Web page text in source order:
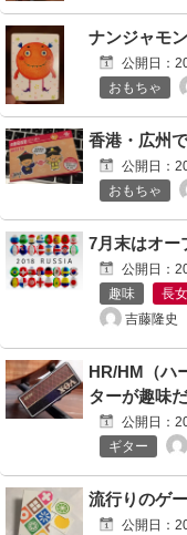
ナンジャモ
公開日：
おもちゃ
香港・広州
公開日：
おもちゃ
7月末はオー
公開日：
趣味
長
吉藤隆史
HR/HM（ハ
ターが趣味
公開日：
ギター
流行りのゲ
公開日：